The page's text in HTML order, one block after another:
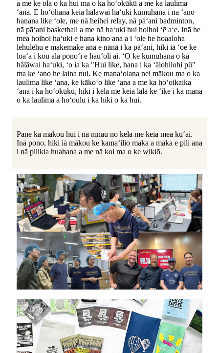
a me ke ola o ka hui ma o ka hoʻokūkū a me ka laulima
ʻana. E hoʻohana kēia hālāwai haʻuki kumuhana i nā ʻano
hanana like ʻole, me nā heihei relay, nā pāʻani badminton,
nā pāʻani basketball a me nā haʻuki hui hoihoi ʻē aʻe. Inā he
mea hoihoi haʻuki e hana kino ana a i ʻole he hoaaloha
lehulehu e makemake ana e nānā i ka pāʻani, hiki iā ʻoe ke
loaʻa i kou ala ponoʻī e hauʻoli ai. ʻO ke kumuhana o ka
hālāwai haʻuki, ʻo ia ka "Hui like, hana i ka ʻālohilohi pū"
ma ke ʻano he laina nui. Ke manaʻolana nei mākou ma o ka
laulima like ʻana, ke kākoʻo like ʻana a me ka hoʻoikaika
ʻana i ka hoʻokūkū, hiki i kēlā me kēia lālā ke ʻike i ka mana
o ka laulima a hoʻoulu i ka hiki o ka hui.
Pane kā mākou hui i nā nīnau no kēlā me kēia mea kūʻai.
Inā pono, hiki iā mākou ke kamaʻilio maka a maka e pili ana
i nā pilikia huahana a me nā koi ma o ke wikiō.